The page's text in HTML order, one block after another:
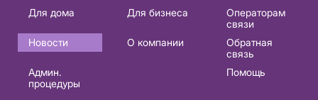
Основная
навигация
RU
Для дома Для бизнеса
Операторам
связи
Новости
О компании
Обратная
связь
Админ.
процедуры
Помощь